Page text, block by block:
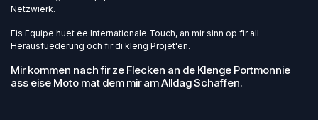
Netzwierk.
Eis Equipe huet ee Internationale Touch, an mir sinn op fir all
Herausfuederung och fir di kleng Projet'en.
Mir kommen nach fir ze Flecken an de Klenge Portmonnie
ass eise Moto mat dem mir am Alldag Schaffen.